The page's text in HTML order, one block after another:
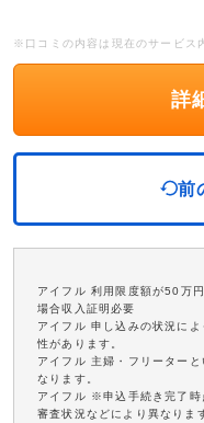
※口コミの内容は現在のサービス
詳
前
アイフル 利用限度額が50万
場合収入証明必要
アイフル 申し込みの状況に
性があります。
アイフル 主婦・フリーター
なります。
アイフル ※申込手続き完了時
審査状況などにより異なりま